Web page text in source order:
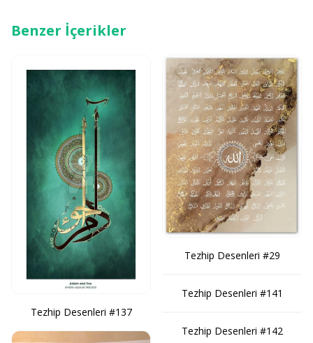
Benzer İçerikler
Tezhip Desenleri #137
Tezhip Desenleri #29
Tezhip Desenleri #141
Tezhip Desenleri #142